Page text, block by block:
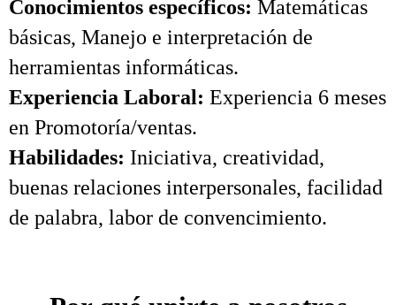
Conocimientos específicos: Matemáticas
básicas, Manejo e interpretación de
herramientas informáticas.
Experiencia Laboral: Experiencia 6 meses
en Promotoría/ventas.
Habilidades: Iniciativa, creatividad,
buenas relaciones interpersonales, facilidad
de palabra, labor de convencimiento.